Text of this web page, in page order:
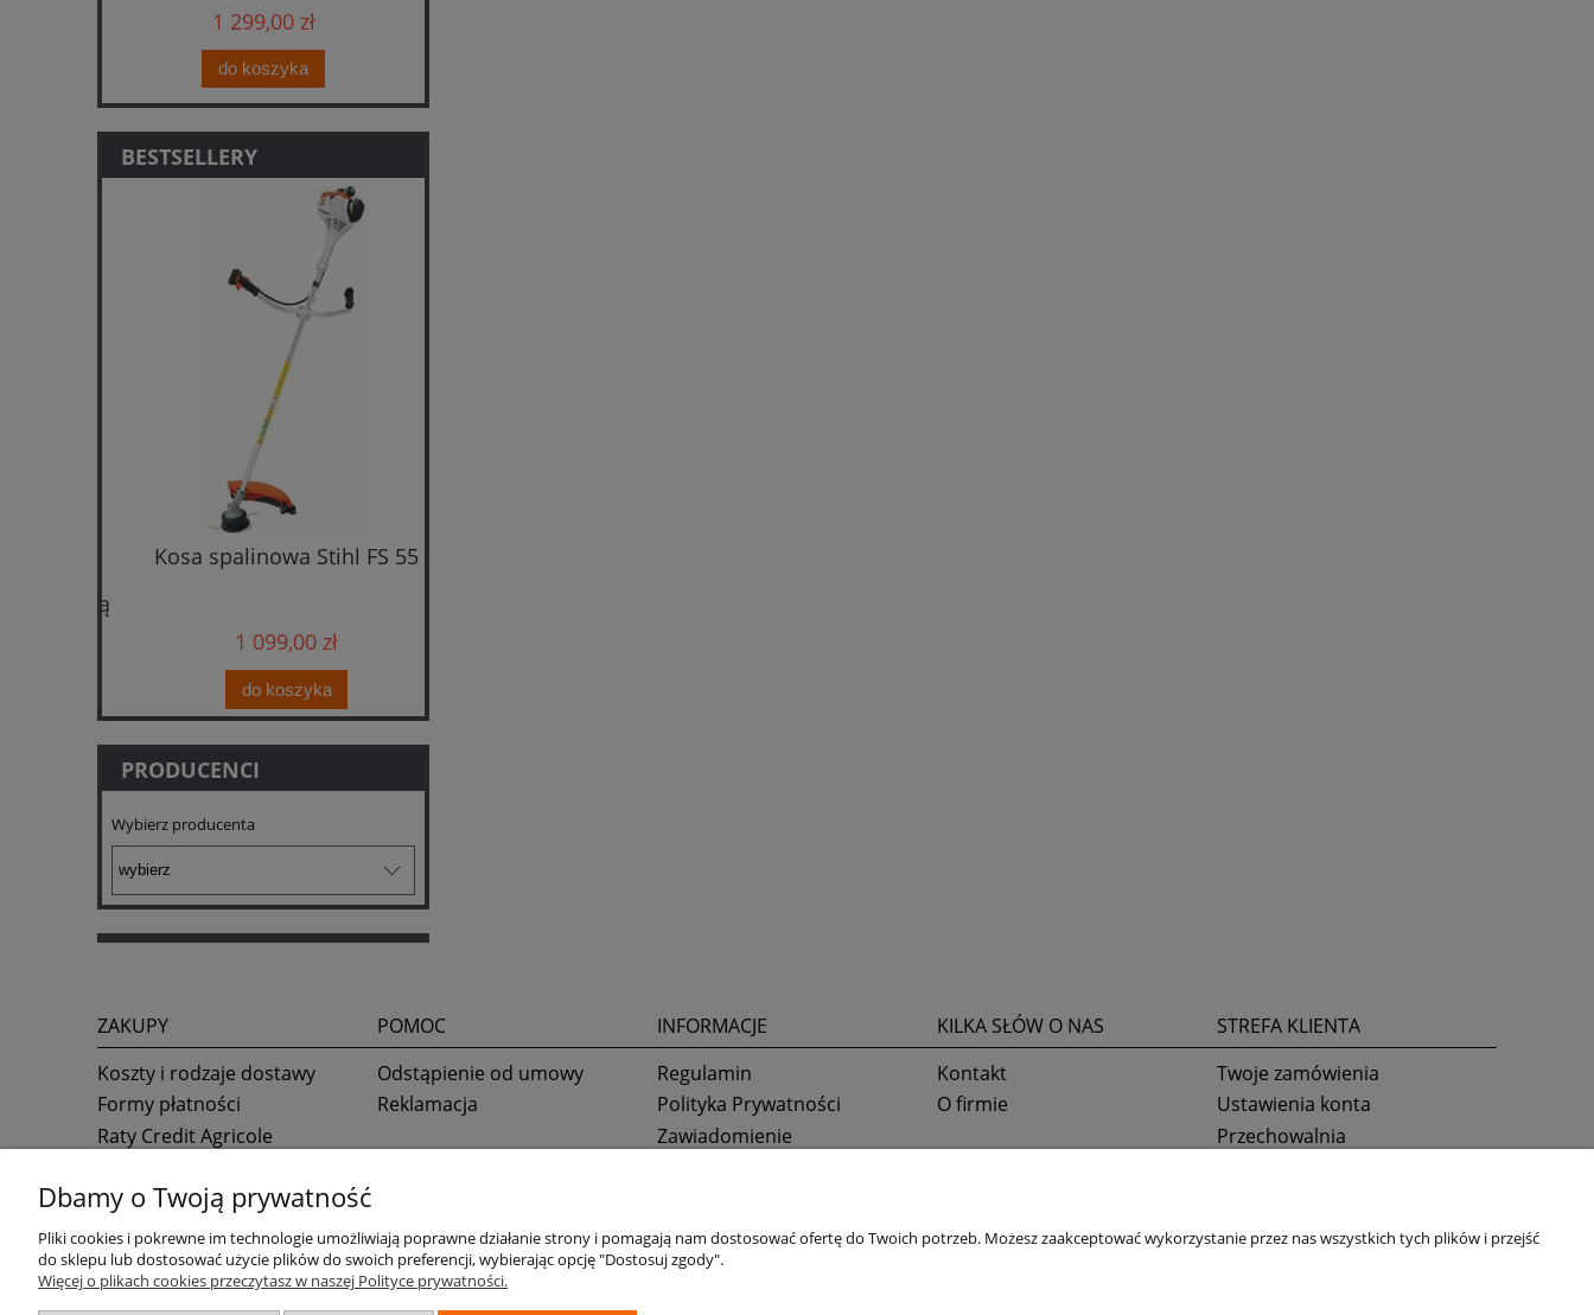
1 299,00 zł
do koszyka
BESTSELLERY
Kosa spalinowa Stihl FS 55
1 099,00 zł
do koszyka
PRODUCENCI
Wybierz producenta
ZAKUPY
Koszty i rodzaje dostawy
Formy płatności
Raty Credit Agricole
POMOC
Odstąpienie od umowy
Reklamacja
INFORMACJE
Regulamin
Polityka Prywatności
Zawiadomienie
KILKA SŁÓW O NAS
Kontakt
O firmie
STREFA KLIENTA
Twoje zamówienia
Ustawienia konta
Przechowalnia
Dbamy o Twoją prywatność
Pliki cookies i pokrewne im technologie umożliwiają poprawne działanie strony i pomagają nam dostosować ofertę do Twoich potrzeb. Możesz zaakceptować wykorzystanie przez nas wszystkich tych plików i przejść
do sklepu lub dostosować użycie plików do swoich preferencji, wybierając opcję "Dostosuj zgody".
Więcej o plikach cookies przeczytasz w naszej Polityce prywatności.